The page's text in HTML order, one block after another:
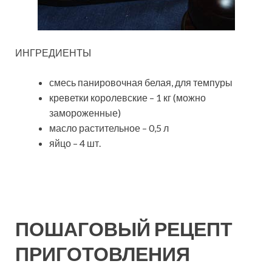
ИНГРЕДИЕНТЫ
смесь панировочная белая, для темпуры
креветки королевские – 1 кг (можно
замороженные)
масло растительное – 0,5 л
яйцо – 4 шт.
ПОШАГОВЫЙ РЕЦЕПТ
ПРИГОТОВЛЕНИЯ